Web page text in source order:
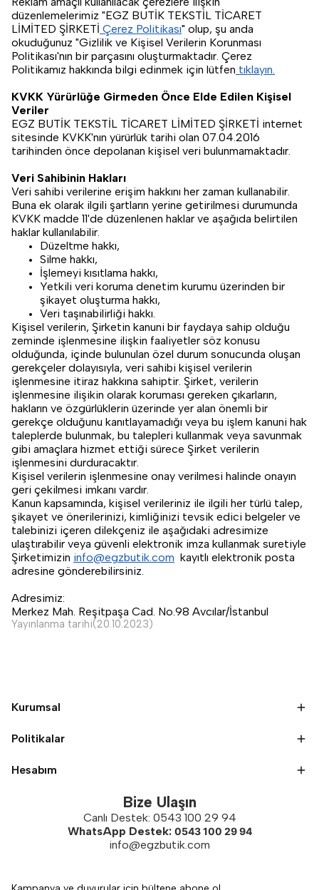
düzenlemelerimiz "EGZ BUTİK TEKSTİL TİCARET
LİMİTED ŞİRKETİ Çerez Politikası" olup, şu anda
okuduğunuz "Gizlilik ve Kişisel Verilerin Korunması
Politikası'nın bir parçasını oluşturmaktadır. Çerez
Politikamız hakkında bilgi edinmek için lütfen tıklayın.
KVKK Yürürlüğe Girmeden Önce Elde Edilen Kişisel
Veriler
EGZ BUTİK TEKSTİL TİCARET LİMİTED ŞİRKETİ internet
sitesinde KVKK'nın yürürlük tarihi olan 07.04.2016
tarihinden önce depolanan kişisel veri bulunmamaktadır.
Veri Sahibinin Hakları
Veri sahibi verilerine erişim hakkını her zaman kullanabilir.
Buna ek olarak ilgili şartların yerine getirilmesi durumunda
KVKK madde 11'de düzenlenen haklar ve aşağıda belirtilen
haklar kullanılabilir.
Düzeltme hakkı,
Silme hakkı,
İşlemeyi kısıtlama hakkı,
Yetkili veri koruma denetim kurumu üzerinden bir
şikayet oluşturma hakkı,
Veri taşınabilirliği hakkı.
Kişisel verilerin, Şirketin kanuni bir faydaya sahip olduğu
zeminde işlenmesine ilişkin faaliyetler söz konusu
olduğunda, içinde bulunulan özel durum sonucunda oluşan
gerekçeler dolayısıyla, veri sahibi kişisel verilerin
işlenmesine itiraz hakkına sahiptir. Şirket, verilerin
işlenmesine ilişikin olarak koruması gereken çıkarların,
hakların ve özgürlüklerin üzerinde yer alan önemli bir
gerekçe olduğunu kanıtlayamadığı veya bu işlem kanuni hak
taleplerde bulunmak, bu talepleri kullanmak veya savunmak
gibi amaçlara hizmet ettiği sürece Şirket verilerin
işlenmesini durduracaktır.
Kişisel verilerin işlenmesine onay verilmesi halinde onayın
geri çekilmesi imkanı vardır.
Kanun kapsamında, kişisel verileriniz ile ilgili her türlü talep,
şikayet ve önerilerinizi, kimliğinizi tevsik edici belgeler ve
talebinizi içeren dilekçeniz ile aşağıdaki adresimize
ulaştırabilir veya güvenli elektronik imza kullanmak suretiyle
Şirketimizin info@egzbutik.com kayıtlı elektronik posta
adresine gönderebilirsiniz.
Adresimiz:
Merkez Mah. Reşitpaşa Cad. No.98 Avcılar/İstanbul
Yayınlanma tarihi(20.10.2023)
Kurumsal
Politikalar
Hesabım
Bize Ulaşın
Canlı Destek: 0543 100 29 94
WhatsApp Destek: 0543 100 29 94
info@egzbutik.com